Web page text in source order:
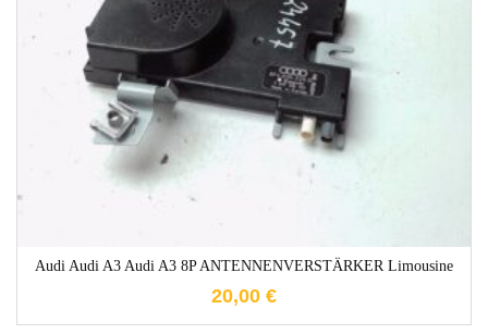
Audi Audi A3 Audi A3 8P ANTENNENVERSTÄRKER Limousine
20,00 €
1-3 Werktage